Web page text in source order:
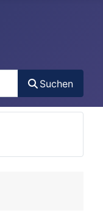
Suchen